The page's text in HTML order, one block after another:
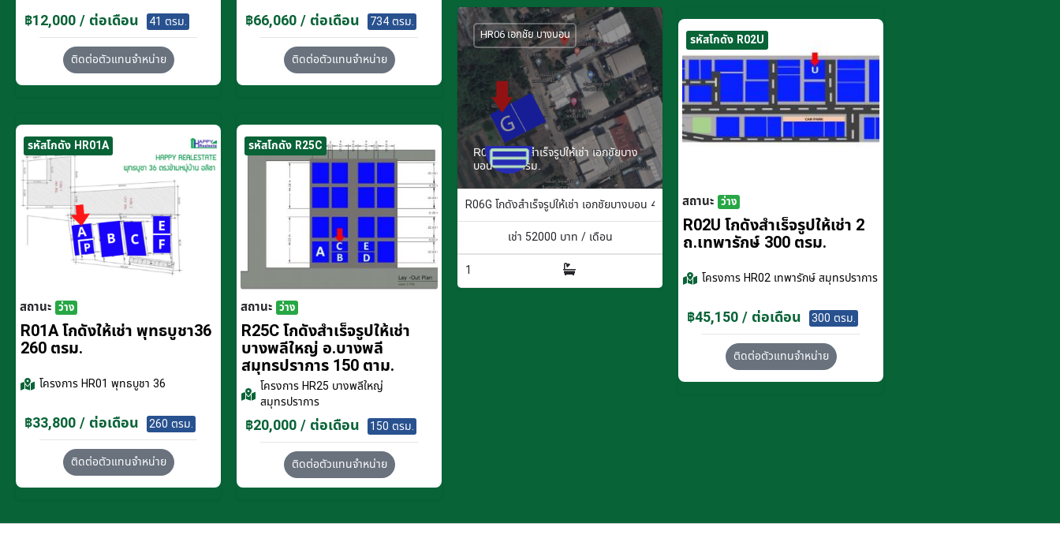
฿12,000 / ต่อเดือน 41 ตรม.
ติดต่อตัวแทนจำหน่าย
฿66,060 / ต่อเดือน 734 ตรม.
ติดต่อตัวแทนจำหน่าย
R06G โกดังสำเร็จรูปให้เช่า เอกชัยบาง
บอน 400 ตรม.
HR06 เอกชัย บางบอน
R06G โกดังสำเร็จรูปให้เช่า เอกชัยบางบอน 400 ตรม.
เช่า 52000 บาท / เดือน
1
รหัสโกดัง R02U
สถานะ ว่าง
R02U โกดังสำเร็จรูปให้เช่า 2
ถ.เทพารักษ์ 300 ตรม.
โครงการHR02 เทพารักษ์ สมุทรปราการ
฿45,150 / ต่อเดือน 300 ตรม.
ติดต่อตัวแทนจำหน่าย
รหัสโกดัง HR01A
สถานะ ว่าง
R01A โกดังให้เช่า พุทธบูชา36
260 ตรม.
โครงการHR01 พุทธบูชา 36
฿33,800 / ต่อเดือน 260 ตรม.
ติดต่อตัวแทนจำหน่าย
รหัสโกดัง R25C
สถานะ ว่าง
R25C โกดังสำเร็จรูปให้เช่า
บางพลีใหญ่ อ.บางพลี
สมุทรปราการ 150 ตาม.
โครงการHR25 บางพลีใหญ่
สมุทรปราการ
฿20,000 / ต่อเดือน 150 ตรม.
ติดต่อตัวแทนจำหน่าย